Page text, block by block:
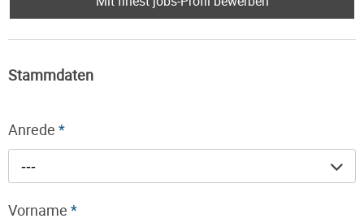
Stammdaten
Anrede *
---
Vorname *